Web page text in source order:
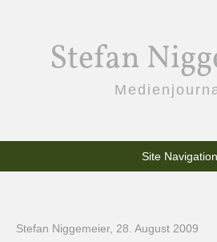
Stefan
Site Navigation
Stefan Niggemeier, 28. August 2009